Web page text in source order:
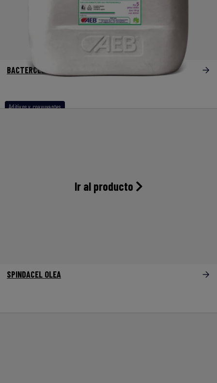
Aditivos y coayuvantes
BACTERCLEAN Liquid
Ir al producto
SPINDACEL OLEA